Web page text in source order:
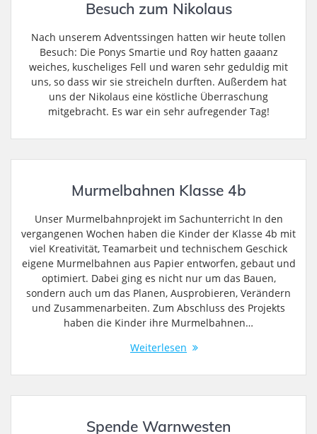
Besuch zum Nikolaus
Nach unserem Adventssingen hatten wir heute tollen
Besuch: Die Ponys Smartie und Roy hatten gaaanz
weiches, kuscheliges Fell und waren sehr geduldig mit
uns, so dass wir sie streicheln durften. Außerdem hat
uns der Nikolaus eine köstliche Überraschung
mitgebracht. Es war ein sehr aufregender Tag!
Murmelbahnen Klasse 4b
Unser Murmelbahnprojekt im Sachunterricht In den
vergangenen Wochen haben die Kinder der Klasse 4b mit
viel Kreativität, Teamarbeit und technischem Geschick
eigene Murmelbahnen aus Papier entworfen, gebaut und
optimiert. Dabei ging es nicht nur um das Bauen,
sondern auch um das Planen, Ausprobieren, Verändern
und Zusammenarbeiten. Zum Abschluss des Projekts
haben die Kinder ihre Murmelbahnen…
Weiterlesen
Spende Warnwesten